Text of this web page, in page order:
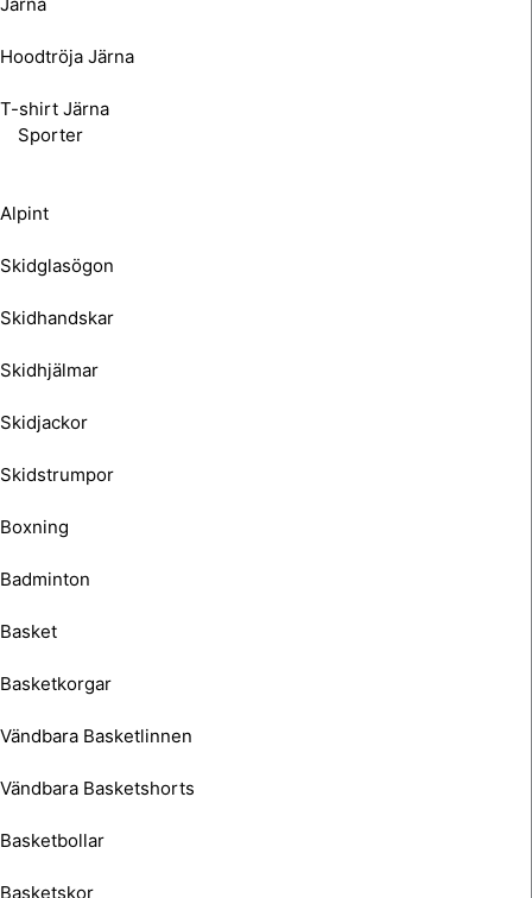
Hoodtröja Järna
T-shirt Järna
Sporter
Alpint
Skidglasögon
Skidhandskar
Skidhjälmar
Skidjackor
Skidstrumpor
Boxning
Badminton
Basket
Basketkorgar
Vändbara Basketlinnen
Vändbara Basketshorts
Basketbollar
Basketskor